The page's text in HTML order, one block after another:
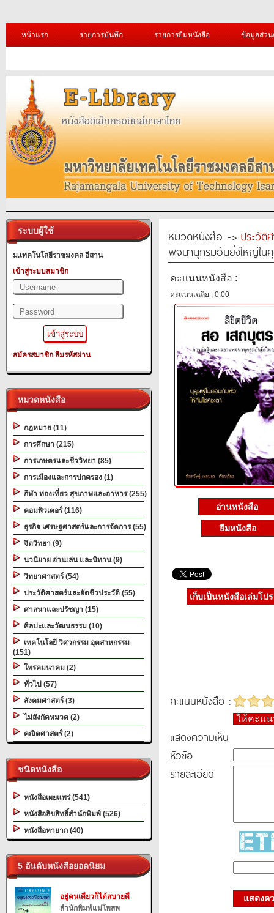
หน้าแรก รายการบันทึก รายการยืมหนังสือ ข้อมูลส่ว
ระบบผู้ใช้
ม.เทคโนโลยีราชมงคล อีสาน
เข้าสู่ระบบสมาชิก
สมัครสมาชิก ลืมรหัสผ่าน
หมวดหนังสือ
กฎหมาย (11)
การศึกษา (215)
การเกษตรและชีววิทยา (85)
การเมืองและการปกครอง (1)
กีฬา ท่องเที่ยว สุขภาพและอาหาร (255)
คอมพิวเตอร์ (116)
ธุรกิจ เศรษฐศาสตร์และการจัดการ (55)
จิตวิทยา (9)
นวนิยาย อ่านเล่น และนิทาน (9)
วิทยาศาสตร์ (54)
ประวัติศาสตร์และอัตชีวประวัติ (55)
ศาสนาและปรัชญา (15)
ศิลปะและวัฒนธรรม (10)
เทคโนโลยี วิศวกรรม อุตสาหกรรม
(151)
โทรคมนาคม (2)
ทั่วไป (57)
สังคมศาสตร์ (3)
ไม่สังกัดหมวด (2)
คณิตศาสตร์ (2)
ชนิดหนังสือ
หนังสือเผยแพร่ (541)
หนังสือลิขสิทธิ์สำนักพิมพ์ (526)
หนังสือหายาก (40)
5 อันดับหนังสือยอดนิยม
อยู่คนเดียวก็ได้สบายดี
สำนักพิมพ์แม่โพสพ
หมวดหนังสือ -> ประวัติ
พจนานุกรมอันยิ่งใหญ่ใน
คะแนนหนังสือ :
คะแนนเฉลี่ย : 0.00
อ่านหนังสือ
ยืมหนังสือ
เก็บเป็นหนังสือเล่มโป
คะแนนหนังสือ :
ให้คะแ
แสดงความเห็น
หัวข้อ
รายละเอียด
แสดงค